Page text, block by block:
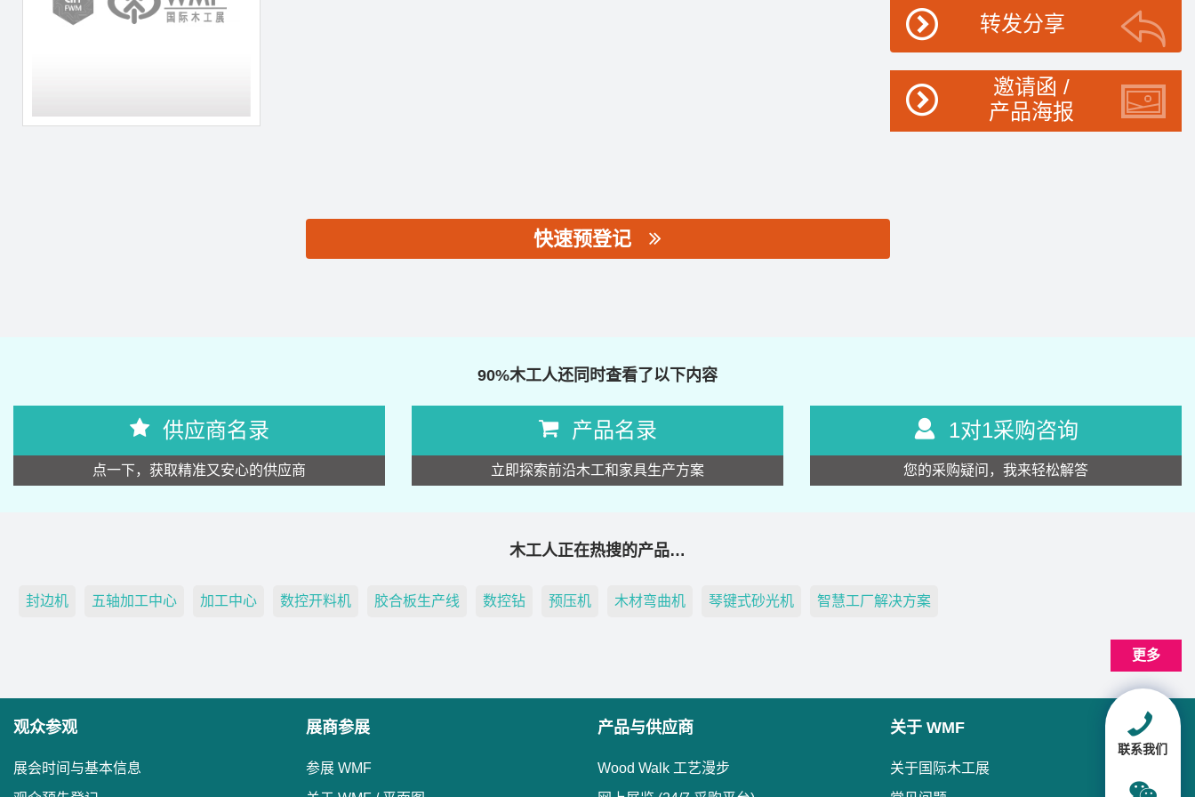
转发分享
邀请函 /
产品海报
快速预登记
90%木工人还同时查看了以下内容
供应商名录
点一下，获取精准又安心的供应商
产品名录
立即探索前沿木工和家具生产方案
1对1采购咨询
您的采购疑问，我来轻松解答
木工人正在热搜的产品…
封边机 五轴加工中心 加工中心 数控开料机 胶合板生产线 数控钻 预压机 木材弯曲机 琴键式砂光机 智慧工厂解决方案
更多
观众参观
展会时间与基本信息
展商参展
参展 WMF
产品与供应商
Wood Walk 工艺漫步
关于 WMF
关于国际木工展
联系我们